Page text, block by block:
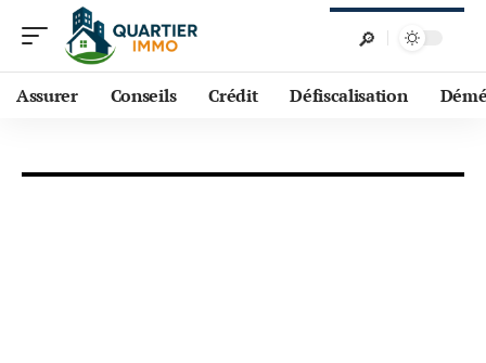
Assurer Conseils Crédit Défiscalisation